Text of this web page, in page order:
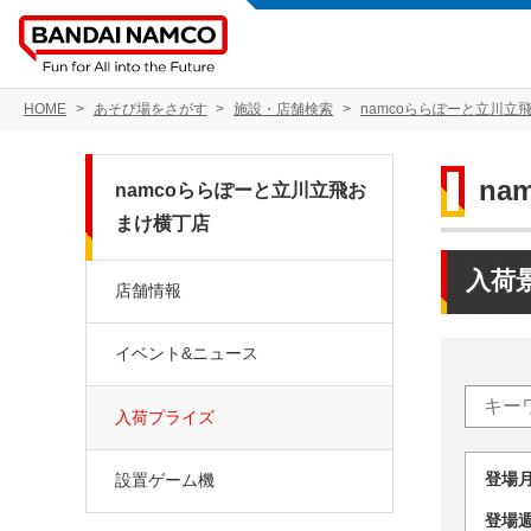
HOME あそび場をさがす 施設・店舗検索 namcoららぽーと立川立
入荷
登
登
namcoららぽーと立川立飛お
まけ横丁店
店舗情報
イベント&ニュース
入荷プライズ
設置ゲーム機